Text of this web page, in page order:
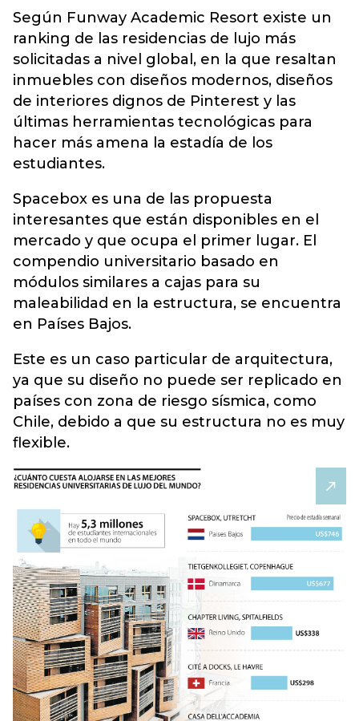
Según Funway Academic Resort existe un
ranking de las residencias de lujo más
solicitadas a nivel global, en la que resaltan
inmuebles con diseños modernos, diseños
de interiores dignos de Pinterest y las
últimas herramientas tecnológicas para
hacer más amena la estadía de los
estudiantes.
Spacebox es una de las propuesta
interesantes que están disponibles en el
mercado y que ocupa el primer lugar. El
compendio universitario basado en
módulos similares a cajas para su
maleabilidad en la estructura, se encuentra
en Países Bajos.
Este es un caso particular de arquitectura,
ya que su diseño no puede ser replicado en
países con zona de riesgo sísmica, como
Chile, debido a que su estructura no es muy
flexible.